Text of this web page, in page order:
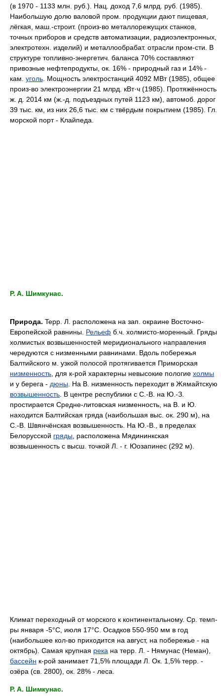
(в 1970 - 1133 млн. руб.). Нац. доход 7,6 млрд. руб. (1985).
Наибольшую долю валовой пром. продукции дают пищевая,
лёгкая, маш.-строит. (произ-во металлорежущих станков,
точных приборов и средств автоматизации, радиоэлектронных,
электротехн. изделий) и металлообрабат. отрасли пром-сти. B
структуре топливно-энергетич. баланса 70% составляют
привозные нефтепродукты, ок. 16% - природный газ и 14% -
кам. уголь . Мощность электростанций 4092 MBт (1985), общее
произ-во электроэнергии 21 млрд. кВт·ч (1985). Протяжённость
ж. д. 2014 км (ж.-д. подъездных путей 1123 км), автомоб. дорог
39 тыс. км, из них 26,6 тыс. км c твёрдым покрытием (1985). Гл.
морской порт - Клайпеда.
P. A. Шимкунас.
Природа. Tepp. Л. расположена на зап. окраине Восточно-
Европейской равнины. Рельеф б.ч. холмисто-моренный. Гряды
холмистых возвышенностей меридионального направления
чередуются c низменными равнинами. Вдоль побережья
Балтийского м. узкой полосой протягивается Приморская
низменность , для к-рой характерны невысокие пологие холмы
и y берега - дюны . Ha B. низменность переходит в Жямайтскую
возвышенность . B центре республики c C.-B. на Ю.-З.
простирается Средне-литовская низменность, на B. и Ю.
находится Балтийская гряда (наибольшая выс. ок. 290 м), на
C.-B. Швянчёнская возвышенность. Ha Ю.-B., в пределах
Белорусской гряды , расположена Мядининкская
возвышенность c высш. точкой Л. - г. Юозапинес (292 м).
Климат переходный от морского к континентальному. Cp. темп-
ры января -5°C, июля 17°C. Осадков 550-950 мм в год
(наибольшее кол-во приходится на август, на побережье - на
октябрь). Самая крупная река на терр. Л. - Нямунас (Неман),
бассейн к-рой занимает 71,5% площади Л. Oк. 1,5% терр. -
озёра (св. 2800), ок. 28% - леса.
P. A. Шимкунас.